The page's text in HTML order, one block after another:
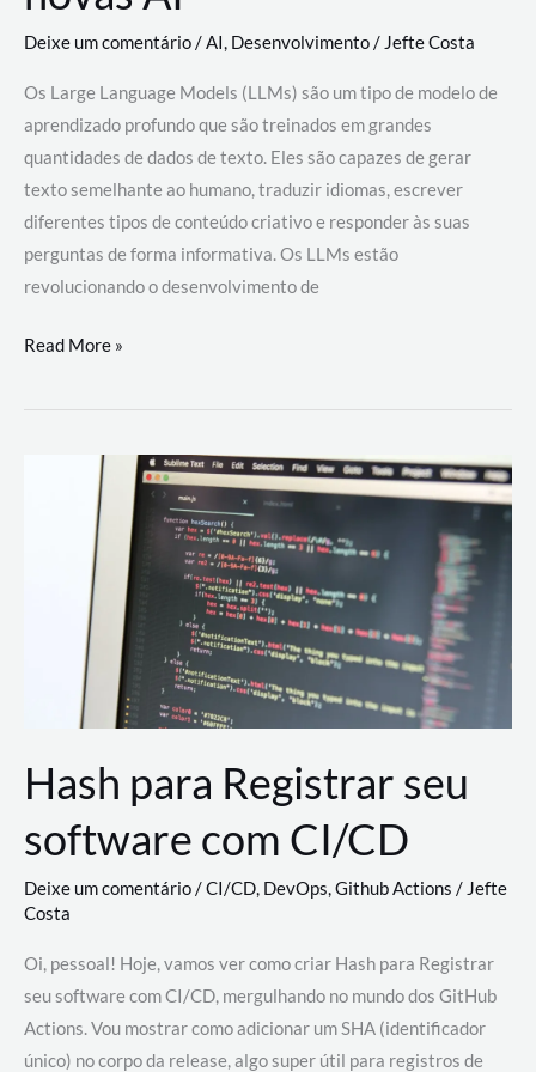
Deixe um comentário/AI, Desenvolvimento/ Jefte Costa
Os Large Language Models (LLMs) são um tipo de modelo de
aprendizado profundo que são treinados em grandes
quantidades de dados de texto. Eles são capazes de gerar
texto semelhante ao humano, traduzir idiomas, escrever
diferentes tipos de conteúdo criativo e responder às suas
perguntas de forma informativa. Os LLMs estão
revolucionando o desenvolvimento de
Large
Models
revolucionando
desenvolvimento
Read More »
Hash para Registrar seu
software com CI/CD
Deixe um comentário/CI/CD, DevOps,Github Actions /Jefte
Costa
Oi, pessoal! Hoje, vamos ver como criar Hash para Registrar
seu software com CI/CD, mergulhando no mundo dos GitHub
Actions. Vou mostrar como adicionar um SHA (identificador
único) no corpo da release, algo super útil para registros de